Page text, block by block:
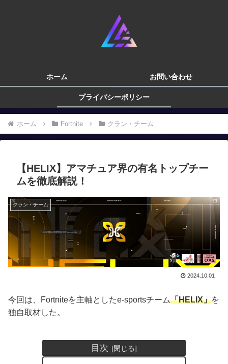
ホーム お問い合わせ
プライバシーポリシー
ホーム Fortnite クラン・チーム
【HELIX】アマチュア界の有名トップチー
ムを徹底解説！
クラン・チーム
2024.10.01
今回は、Fortniteを主軸としたe-sportsチーム「HELIX」を
独自取材した。
目次